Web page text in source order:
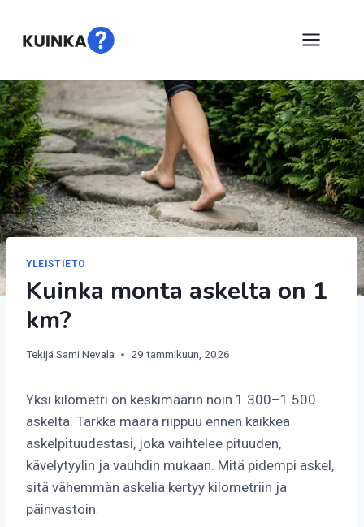
sisältöön
YLEISTIETO
Kuinka monta askelta on 1
km?
Tekijä Sami Nevala 29 tammikuun, 2026
Yksi kilometri on keskimäärin noin 1 300–1 500
askelta. Tarkka määrä riippuu ennen kaikkea
askelpituudestasi, joka vaihtelee pituuden,
kävelytyylin ja vauhdin mukaan. Mitä pidempi askel,
sitä vähemmän askelia kertyy kilometriin ja
päinvastoin.